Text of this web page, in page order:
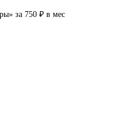
за 750 ₽ в мес